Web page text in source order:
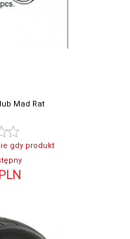
Mad Rat
gdy produkt
PLN